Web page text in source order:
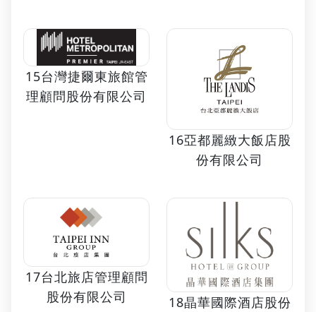
15台灣捷爾東旅館管
理顧問股份有限公司
16亞都麗緻大飯店股
份有限公司
17台北旅店管理顧問
股份有限公司
18晶華國際酒店股份